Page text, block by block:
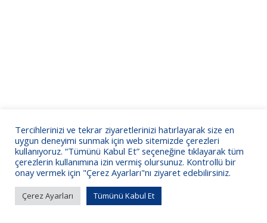
Tercihlerinizi ve tekrar ziyaretlerinizi hatırlayarak size en
uygun deneyimi sunmak için web sitemizde çerezleri
kullanıyoruz. “Tümünü Kabul Et” seçeneğine tıklayarak tüm
çerezlerin kullanımına izin vermiş olursunuz. Kontrollü bir
onay vermek için "Çerez Ayarları"nı ziyaret edebilirsiniz.
Çerez Ayarları Tümünü Kabul Et